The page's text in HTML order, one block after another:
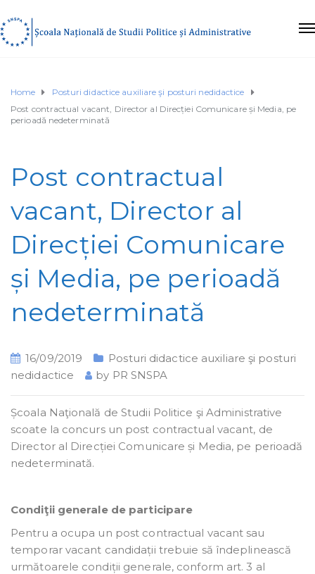
Home
Posturi didactice auxiliare şi posturi nedidactice
Post contractual vacant, Director al Direcției Comunicare și Media, pe
perioadă nedeterminată
Post contractual
vacant, Director al
Direcției Comunicare
și Media, pe perioadă
nedeterminată
16/09/2019
Posturi didactice auxiliare şi posturi
nedidactice
by PR SNSPA
Școala Naţională de Studii Politice şi Administrative
scoate la concurs un post contractual vacant, de
Director al Direcției Comunicare și Media, pe perioadă
nedeterminată.
Condiţii generale de participare
Pentru a ocupa un post contractual vacant sau
temporar vacant candidații trebuie să îndeplinească
următoarele condiții generale, conform art. 3 al